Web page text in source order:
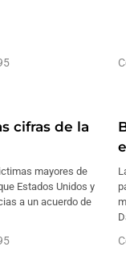
cifras de la
mayores de
Estados Unidos y
a un acuerdo de